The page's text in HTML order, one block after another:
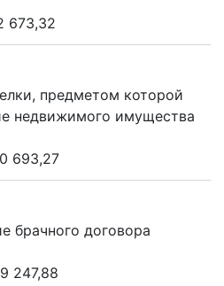
673,32
предметом которой
недвижимого имущества
693,27
брачного договора
247,88